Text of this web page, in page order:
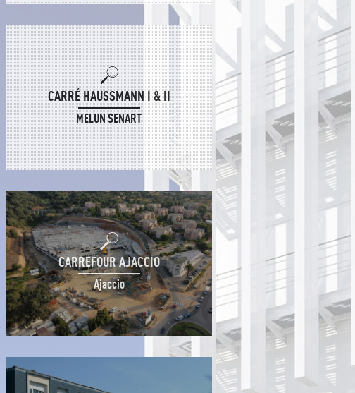
CARRÉ HAUSSMANN I & II
MELUN SENART
CARREFOUR AJACCIO
Ajaccio